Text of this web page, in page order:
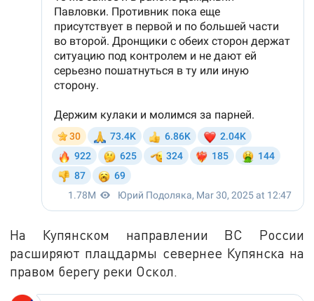
На Купянском направлении ВС России
расширяют плацдармы севернее Купянска на
правом берегу реки Оскол.